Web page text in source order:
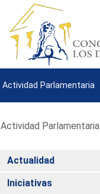
Actividad Parlamentaria
Actividad Parlamentaria
Actualidad
Iniciativas